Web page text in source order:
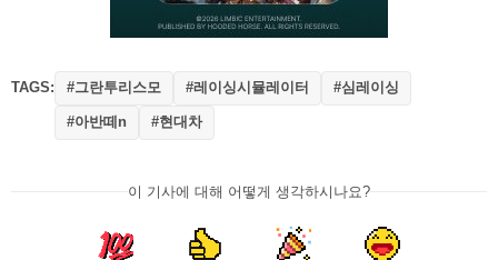
TAGS: #그란투리스모 #레이싱시뮬레이터 #심레이싱
#아반떼n #현대차
이 기사에 대해 어떻게 생각하시나요?